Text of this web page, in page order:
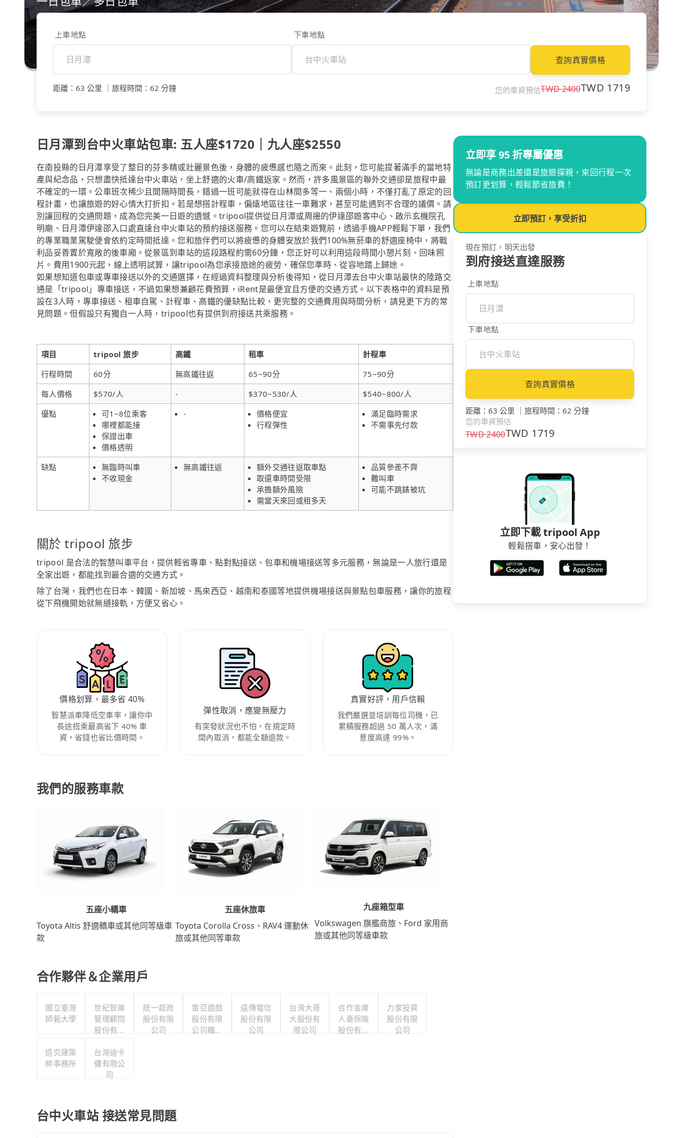
上車地點 下車地點
查詢真實價格
距離 ： 63 公里 旅程時間 ： 62 分鐘 您的車資預估TWD2400TWD 1719
日月潭到台中火車站包車: 五人座$1720｜九人座$2550
在南投縣的日月潭享受了整日的芬多精或壯麗景色後，身體的疲憊感也隨之而來。此刻，您可能提著滿手的當地特
產與紀念品，只想盡快抵達台中火車站，坐上舒適的火車/高鐵返家。然而，許多風景區的聯外交通卻是旅程中最
不確定的一環。公車班次稀少且間隔時間長，錯過一班可能就得在山林間多等一、兩個小時，不僅打亂了原定的回
程計畫，也讓旅遊的好心情大打折扣。若是想搭計程車，偏遠地區往往一車難求，甚至可能遇到不合理的議價。請
別讓回程的交通問題，成為您完美一日遊的遺憾。tripool提供從日月潭或周邊的伊達邵遊客中心、啟示玄機院孔
明廟、日月潭伊達邵入口處直達台中火車站的預約接送服務。您可以在結束遊覽前，透過手機APP輕鬆下單，我們
的專業職業駕駛便會依約定時間抵達。您和旅伴們可以將疲憊的身體安放於我們100%無菸車的舒適座椅中，將戰
利品妥善置於寬敞的後車廂。從景區到車站的這段路程約需60分鐘，您正好可以利用這段時間小憩片刻、回味照
片。費用1900元起，線上透明試算，讓tripool為您承接旅途的疲勞，確保您準時、從容地踏上歸途。
如果想知道包車或專車接送以外的交通選擇，在經過資料整理與分析後得知，從日月潭去台中火車站最快的陸路交
通是「tripool」專車接送，不過如果想兼顧花費預算，iRent是最便宜且方便的交通方式。以下表格中的資料是預
設在3人時，專車接送、租車自駕、計程車、高鐵的優缺點比較，更完整的交通費用與時間分析，請見更下方的常
見問題。但假設只有獨自一人時，tripool也有提供到府接送共乘服務。
項目 tripool 旅步 高鐵 租車
計程車
行程時間
60分 無高鐵往返 65~90分
75~90分
每人價格
$570/人 - $370~530/人
$540~800/人
優點
可1~8位乘客
哪裡都能接
保證出車
價格透明
-
價格便宜
行程彈性
滿足臨時需求
不需事先付款
缺點
無臨時叫車
不收現金
無高鐵往返
額外交通往返取車點
取還車時間受限
承擔額外風險
需當天來回或租多天
品質參差不齊
難叫車
可能不跳錶被坑
關於 tripool 旅步
tripool 是合法的智慧叫車平台，提供輕省專車、點對點接送、包車和機場接送等多元服務，無論是一人旅行還是
全家出遊，都能找到最合適的交通方式。
除了台灣，我們也在日本、韓國、新加坡、馬來西亞、越南和泰國等地提供機場接送與景點包車服務，讓你的旅程
從下飛機開始就無縫接軌，方便又省心。
價格划算，最多省 40%
智慧派車降低空車率，讓你中
長途搭乘最高省下 40% 車
資，省錢也省比價時間。
彈性取消，應變無壓力
有突發狀況也不怕，在規定時
間內取消，都能全額退款。
真實好評，用戶信賴
我們嚴選並培訓每位司機，已
累積服務超過 50 萬人次，滿
意度高達 99%。
我們的服務車款
五座小轎車
Toyota Altis 舒適轎車或其他同等級車
款
五座休旅車
Toyota Corolla Cross、RAV4 運動休
旅或其他同等車款
九座箱型車
Volkswagen 旗艦商旅、Ford 家用商
旅或其他同等級車款
合作夥伴＆企業用戶
國立臺灣
師範大學
世紀智庫
管理顧問
股份有限
統一超商
股份有限
公司
雷亞遊戲
股份有限
公司職工
遠傳電信
股份有限
公司
台灣大哥
大股份有
限公司
合作金庫
人毒保險
股份有限
力家投資
股份有限
公司
造究建築
師事務所
台灣迪卡
儂有限公
司
台中火車站 接送常見問題
立即享 95 折專屬優惠
無論是商務出差還是旅遊探親，來回行程一次
預訂更划算，輕鬆節省旅費！
立即預訂，享受折扣
現在預訂，明天出發
到府接送直達服務
上車地點
下車地點
查詢真實價格
距離 ： 63 公里 ｜ 旅程時間 ： 62 分鐘
您的車資預估
TWD2400TWD 1719
立即下載 tripool App
輕鬆搭車，安心出發！